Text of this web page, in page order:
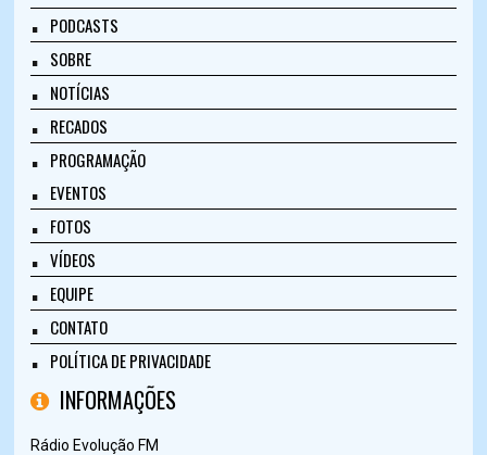
PODCASTS
SOBRE
NOTÍCIAS
RECADOS
PROGRAMAÇÃO
EVENTOS
FOTOS
VÍDEOS
EQUIPE
CONTATO
POLÍTICA DE PRIVACIDADE
INFORMAÇÕES
Rádio Evolução FM